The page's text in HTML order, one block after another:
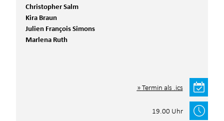
Christopher Salm
Kira Braun
Julien François Simons
Marlena Ruth
Termin als .ics
19.00 Uhr